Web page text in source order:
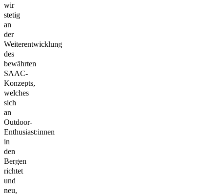
wir
stetig
an
der
Weiterentwicklung
des
bewährten
SAAC-
Konzepts,
welches
sich
an
Outdoor-
Enthusiast:innen
in
den
Bergen
richtet
und
neu,